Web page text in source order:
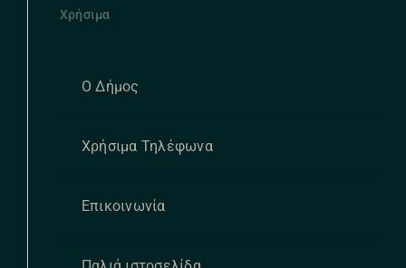
Χρήσιμα
Ο Δήμος
Χρήσιμα Τηλέφωνα
Επικοινωνία